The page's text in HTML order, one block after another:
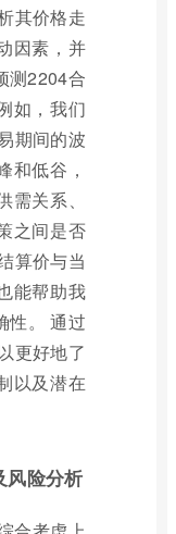
其价格走
因素，并
测2204合
如，我们
期间的波
和低谷，
关系、
之间是否
算价与当
能帮助我
性。 通过
更好地了
以及潜在
风险分析